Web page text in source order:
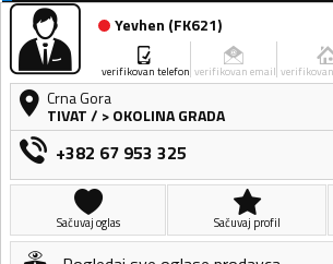
Yevhen (FK621)
verifikovan telefon verifikovan email
Crna Gora
TIVAT/ > OKOLINA GRADA
+382 67 953 325
Sačuvaj oglas Sačuvaj profil